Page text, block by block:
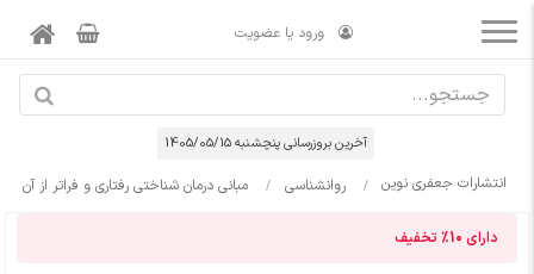
ورود یا عضویت
آخرین بروزرسانی پنچشنبه 1405/05/15
انتشارات جعفری نوین روانشناسی مبانی درمان شناختی رفتاری و فراتر از آن
دارای 10% تخفیف